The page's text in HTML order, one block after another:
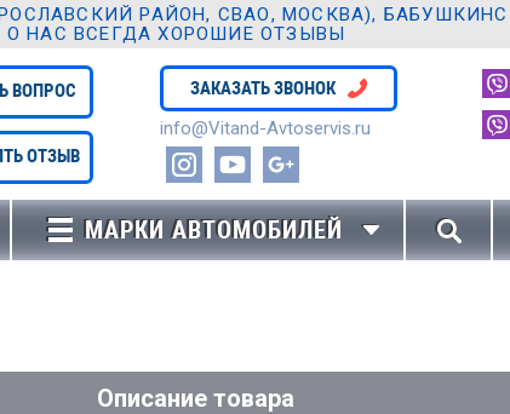
РАЙОН, СВАО, МОСКВА),
НАС ВСЕГДА ХОРОШИЕ ОТЗЫВЫ
ВОПРОС
ОТЗЫВ
ЗАКАЗАТЬ ЗВОНОК
info@Vitand-Avtoservis.ru
МАРКИ АВТОМОБИЛЕЙ
Описание товара